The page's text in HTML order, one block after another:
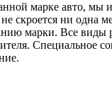
марке авто, мы
скроется ни одна
марки. Все виды
Специальное